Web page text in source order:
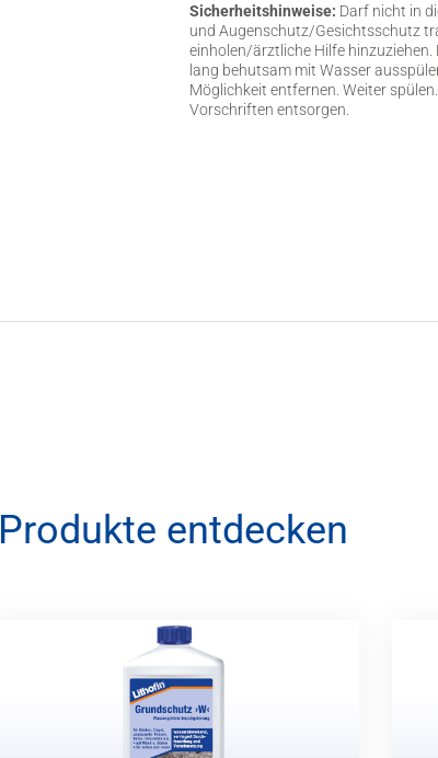
Sicherheitshinweise: Darf nicht in
und Augenschutz/Gesichtsschutz
einholen/ärztliche Hilfe hinzuziehen.
lang behutsam mit Wasser
Möglichkeit entfernen. Weiter
Vorschriften entsorgen.
Produkte entdecken